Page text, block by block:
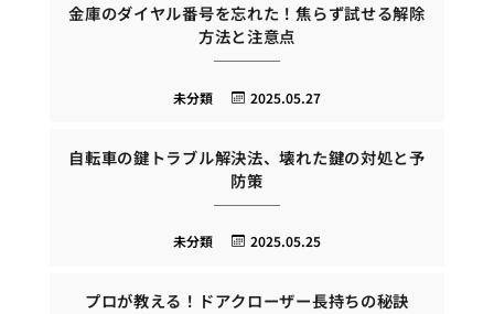
金庫のダイヤル番号を忘れた！焦らず試せる解除
方法と注意点
2025.05.27
未分類
自転車の鍵トラブル解決法、壊れた鍵の対処と予
防策
2025.05.25
未分類
プロが教える！ドアクローザー長持ちの秘訣